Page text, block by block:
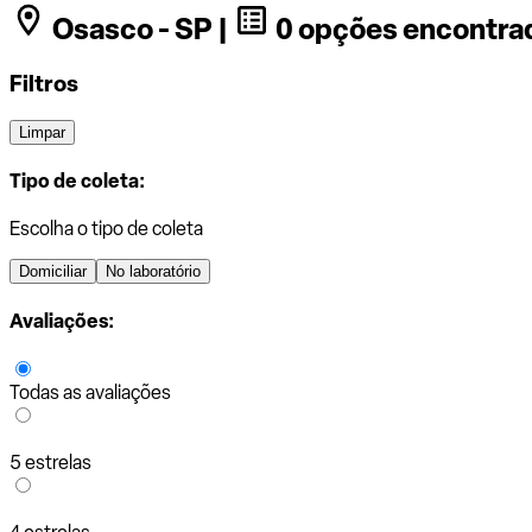
Osasco - SP | 0 opções
Filtros
Limpar
Tipo de coleta:
Escolha o tipo de coleta
Domiciliar No laboratório
Avaliações:
Todas as avaliações
5 estrelas